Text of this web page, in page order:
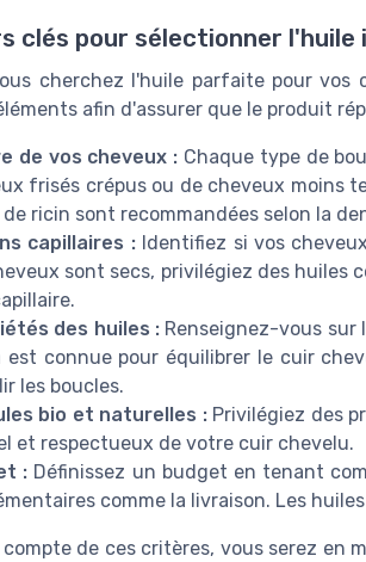
clés pour sélectionner l'huile
cherchez l'huile parfaite pour
afin d'assurer que le produit
de vos cheveux : Chaque type de
frisés crépus ou de cheveux moins
de ricin sont recommandées selon la
capillaires : Identifiez si vos
sont secs, privilégiez des huiles
des huiles : Renseignez-vous sur
est connue pour équilibrer le cuir
les boucles.
bio et naturelles : Privilégiez des
et respectueux de votre cuir chevelu.
: Définissez un budget en tenant
comme la livraison. Les
de ces critères, vous serez en